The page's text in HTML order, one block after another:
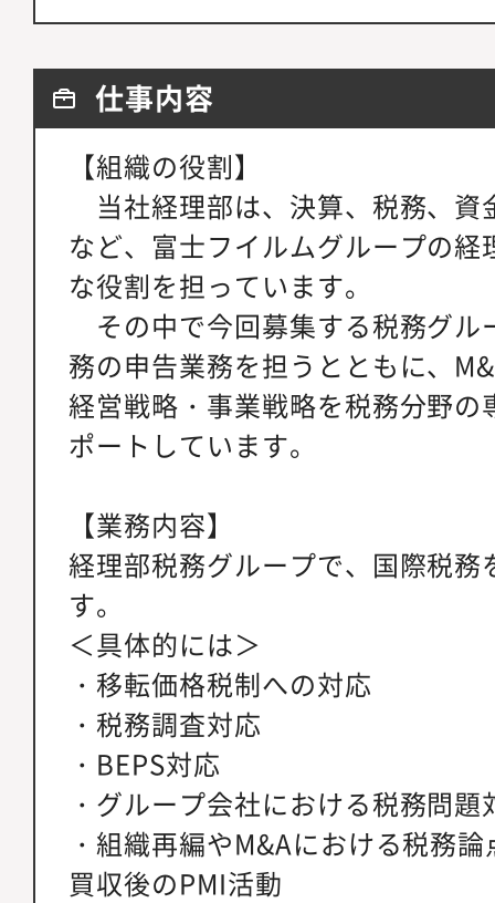
仕事内容
【組織の役割】
当社経理部は、決算、税務、資
など、富士フイルムグループの
な役割を担っています。
その中で今回募集する税務グル
務の申告業務を担うとともに、
経営戦略・事業戦略を税務分野
ポートしています。
【業務内容】
経理部税務グループで、国際税
す。
＜具体的には＞
・移転価格税制への対応
・税務調査対応
・BEPS対応
・グループ会社における税務問題
・組織再編やM&Aにおける税務
買収後のPMI活動